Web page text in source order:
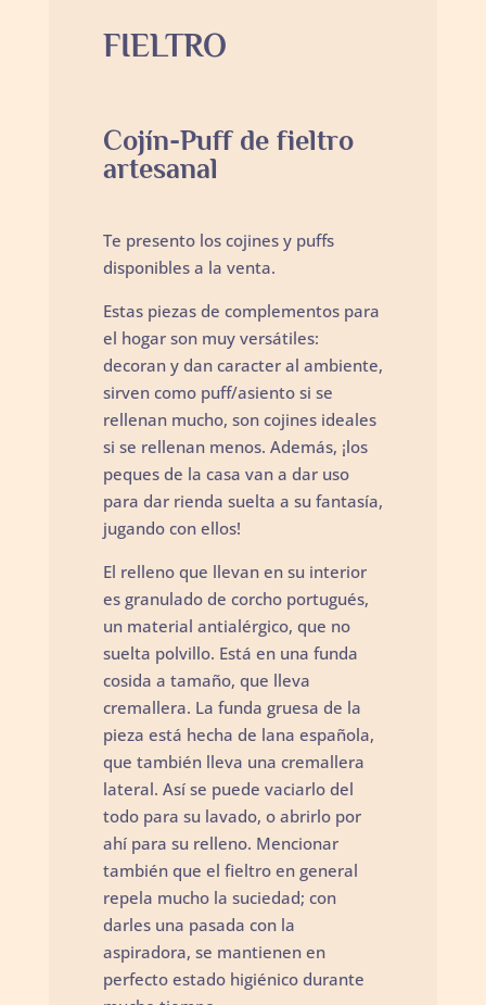
FIELTRO
Cojín-Puff de fieltro
artesanal
Te presento los cojines y puffs
disponibles a la venta.
Estas piezas de complementos para
el hogar son muy versátiles:
decoran y dan caracter al ambiente,
sirven como puff/asiento si se
rellenan mucho, son cojines ideales
si se rellenan menos. Además, ¡los
peques de la casa van a dar uso
para dar rienda suelta a su fantasía,
jugando con ellos!
El relleno que llevan en su interior
es granulado de corcho portugués,
un material antialérgico, que no
suelta polvillo. Está en una funda
cosida a tamaño, que lleva
cremallera. La funda gruesa de la
pieza está hecha de lana española,
que también lleva una cremallera
lateral. Así se puede vaciarlo del
todo para su lavado, o abrirlo por
ahí para su relleno. Mencionar
también que el fieltro en general
repela mucho la suciedad; con
darles una pasada con la
aspiradora, se mantienen en
perfecto estado higiénico durante